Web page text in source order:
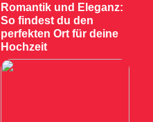
Romantik und Eleganz:
So findest du den
perfekten Ort für deine
Hochzeit